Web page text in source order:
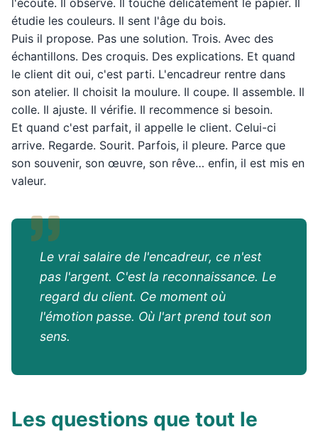
étudie les couleurs. Il sent l'âge du bois.
Puis il propose. Pas une solution. Trois. Avec des
échantillons. Des croquis. Des explications. Et quand
le client dit oui, c'est parti. L'encadreur rentre dans
son atelier. Il choisit la moulure. Il coupe. Il assemble. Il
colle. Il ajuste. Il vérifie. Il recommence si besoin.
Et quand c'est parfait, il appelle le client. Celui-ci
arrive. Regarde. Sourit. Parfois, il pleure. Parce que
son souvenir, son œuvre, son rêve… enfin, il est mis en
valeur.
Le vrai salaire de l'encadreur, ce n'est
pas l'argent. C'est la reconnaissance. Le
regard du client. Ce moment où
l'émotion passe. Où l'art prend tout son
sens.
Les questions que tout le